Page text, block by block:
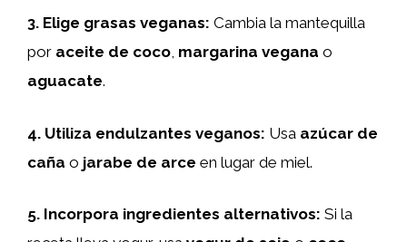
3. Elige grasas veganas: Cambia la mantequilla
por aceite de coco, margarina vegana o
aguacate.
4. Utiliza endulzantes veganos: Usa azúcar de
caña o jarabe de arce en lugar de miel.
5. Incorpora ingredientes alternativos: Si la